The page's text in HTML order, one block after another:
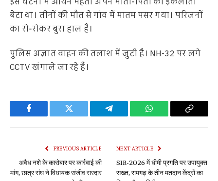
बेटा था। तीनों की मौत से गांव में मातम पसर गया। परिजनों
का रो-रोकर बुरा हाल है।
पुलिस अज्ञात वाहन की तलाश में जुटी है। NH-32 पर लगे
CCTV खंगाले जा रहे हैं।
Facebook Twitter Telegram WhatsApp Copy
PREVIOUS ARTICLE
अवैध नशे के कारोबार पर कार्रवाई की
मांग, छात्र संघ ने विधायक संजीव सरदार
NEXT ARTICLE
SIR-2026 में धीमी प्रगति पर उपायुक्त
सख्त, रामगढ़ के तीन मतदान केंद्रों का